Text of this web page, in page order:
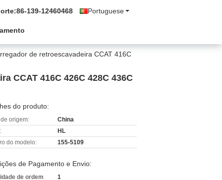
Portuguese
86-139-12460468
de retroescavadeira CCAT 416C
CCAT 416C 426C 428C 436C
do produto:
origem:
China
HL
do modelo:
155-5109
de Pagamento e Envio:
de ordem
1